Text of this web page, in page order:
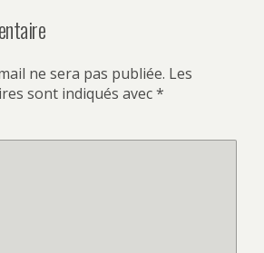
ne sera pas publiée. Les
sont indiqués avec*